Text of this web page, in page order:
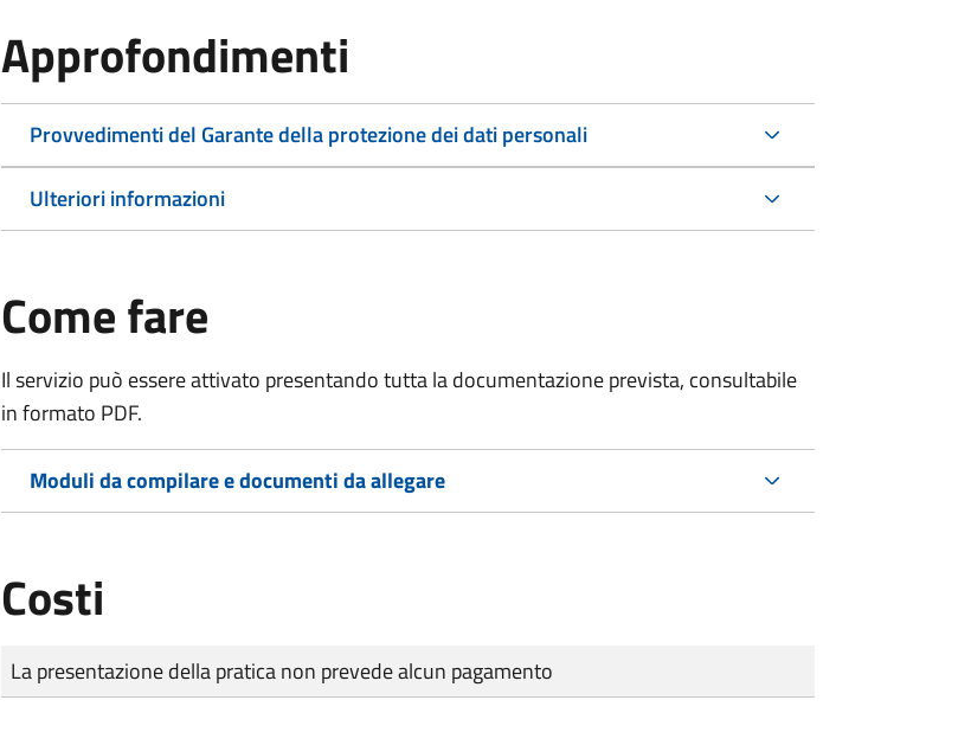
Approfondimenti
Provvedimenti del Garante della protezione dei dati personali
Ulteriori informazioni
Come fare
Il servizio può essere attivato presentando tutta la documentazione prevista, consultabile
in formato PDF.
Moduli da compilare e documenti da allegare
Costi
Tipo di pagamento
Importo
La presentazione della pratica non prevede alcun pagamento